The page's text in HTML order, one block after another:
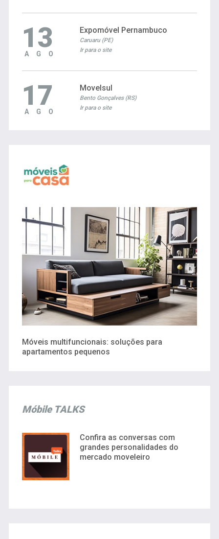
13
AGO
Expomóvel Pernambuco
Caruaru (PE)
Ir para o site
17
AGO
Movelsul
Bento Gonçalves (RS)
Ir para o site
Móveis multifuncionais: soluções para
apartamentos pequenos
Móbile TALKS
Confira as conversas com
grandes personalidades do
mercado moveleiro